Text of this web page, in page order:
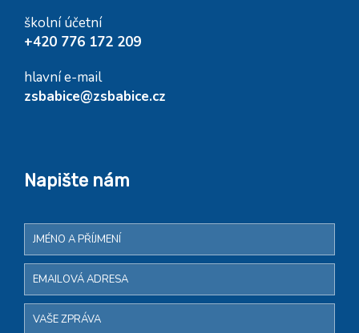
školní účetní
+420 776 172 209
hlavní e-mail
zsbabice@zsbabice.cz
Napište nám